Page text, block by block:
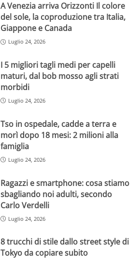
A Venezia arriva Orizzonti Il colore
del sole, la coproduzione tra Italia,
Giappone e Canada
Luglio 24, 2026
I 5 migliori tagli medi per capelli
maturi, dal bob mosso agli strati
morbidi
Luglio 24, 2026
Tso in ospedale, cadde a terra e
morì dopo 18 mesi: 2 milioni alla
famiglia
Luglio 24, 2026
Ragazzi e smartphone: cosa stiamo
sbagliando noi adulti, secondo
Carlo Verdelli
Luglio 24, 2026
8 trucchi di stile dallo street style di
Tokyo da copiare subito